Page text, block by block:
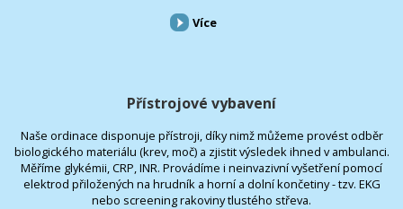
Více
Přístrojové vybavení
Naše ordinace disponuje přístroji, díky nimž můžeme provést odběr
biologického materiálu (krev, moč) a zjistit výsledek ihned v ambulanci.
Měříme glykémii, CRP, INR. Provádíme i neinvazivní vyšetření pomocí
elektrod přiložených na hrudník a horní a dolní končetiny - tzv. EKG
nebo screening rakoviny tlustého střeva.